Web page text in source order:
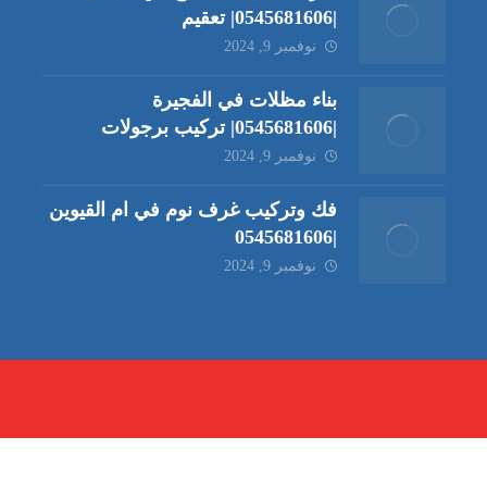
|0545681606| تعقيم
نوفمبر 9, 2024
بناء مظلات في الفجيرة
|0545681606| تركيب برجولات
نوفمبر 9, 2024
فك وتركيب غرف نوم في ام القيوين
|0545681606
نوفمبر 9, 2024